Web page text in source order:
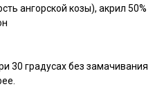
ангорской козы), акрил 50%
30 градусах без замачивания